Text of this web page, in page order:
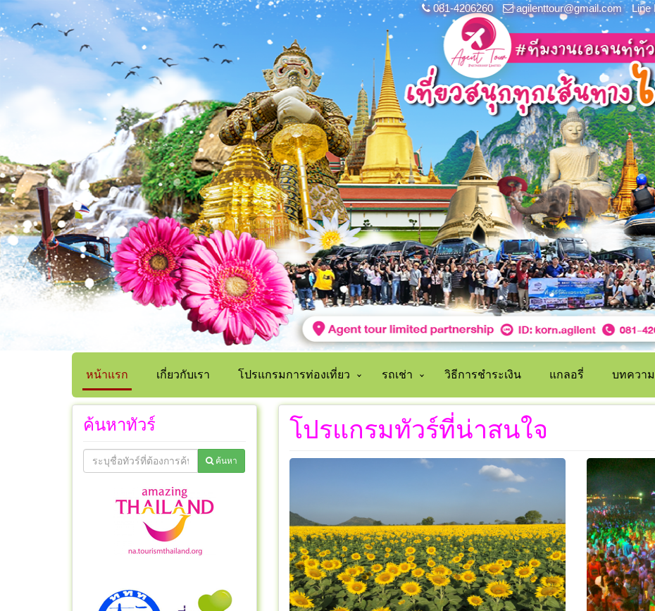
081-4206260 agilenttour@gmail.com Line
หน้าแรก เกี่ยวกับเรา โปรแกรมการท่องเที่ยว รถเช่า วิธีการชำระเงิน แกลอรี่ บทความ
ค้นหาทัวร์
ค้นหา
โปรแกรมทัวร์ที่น่าสนใจ